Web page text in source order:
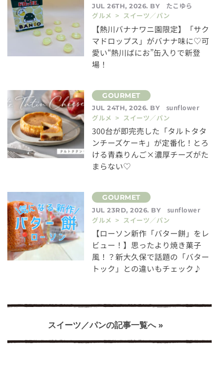
JUL 26TH, 2026. BY
たこゆら
グルメ > スイーツ／パン
【熱川バナナワニ園限定】「サク
マドロップス」がバナナ味に♡可
愛い“熱川ばにお”缶入りで新登
場！
JUL 24TH, 2026. BY
sunflower
グルメ > スイーツ／パン
300台が即完売した「タルトタタ
ンチーズケーキ」が定番化！とろ
ける青森りんご×濃厚チーズがた
まらない♡
JUL 23RD, 2026. BY
sunflower
グルメ > スイーツ／パン
【ローソン新作「バター餅」をレ
ビュー！】思ったより焼き菓子
風！？新大久保で話題の「バター
トック」との違いもチェック♪
スイーツ／パンの記事一覧へ »